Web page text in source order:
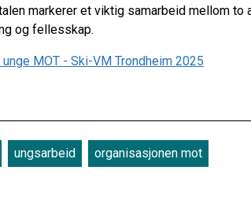
markerer et viktig samarbeid mellom
og fellesskap.
MOT - Ski-VM Trondheim 2025
ungsarbeid organisasjonen mot